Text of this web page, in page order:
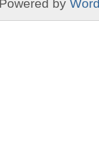
by